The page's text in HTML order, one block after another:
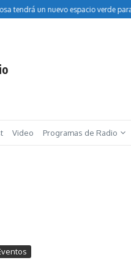
tendrá un nuevo espacio verde para
Video Programas de Radio